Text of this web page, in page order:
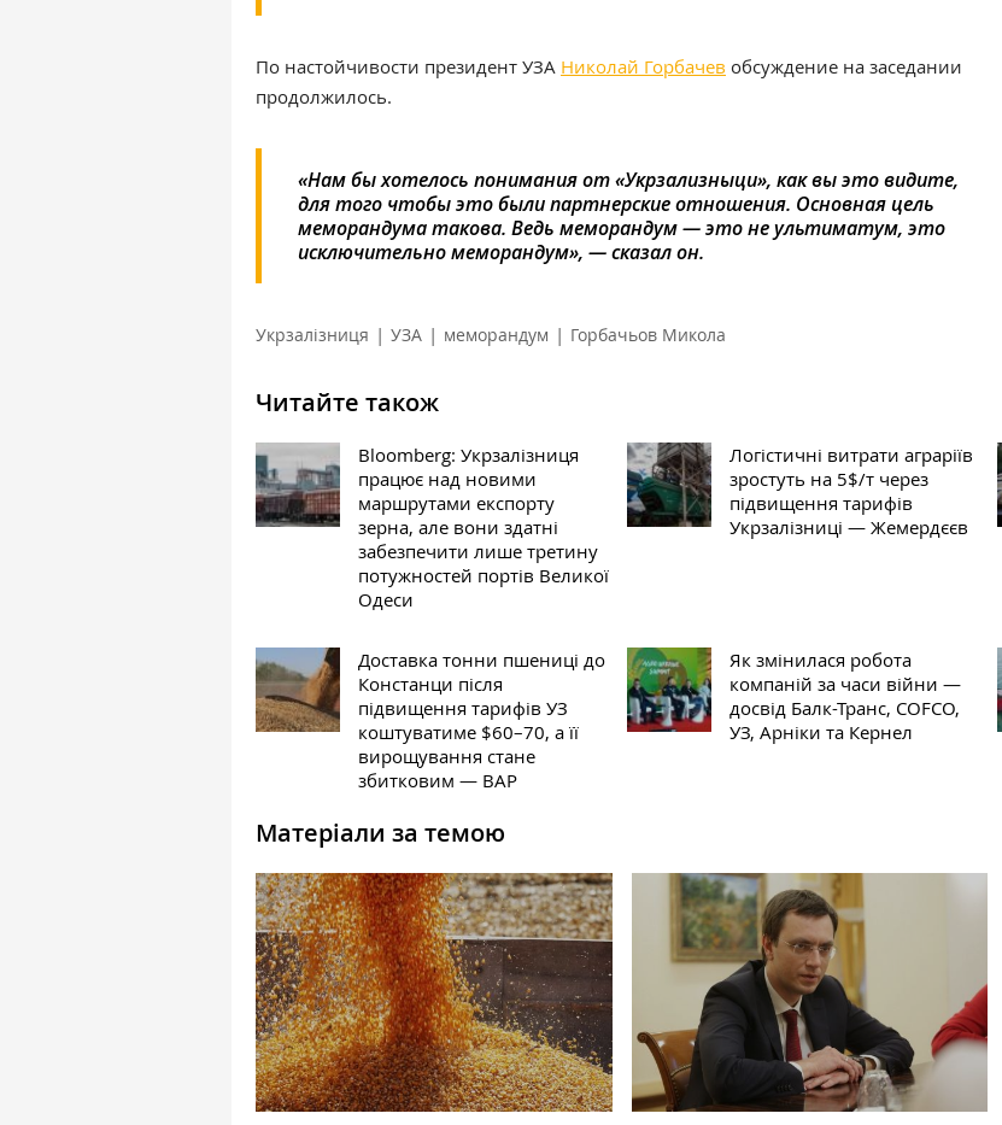
По настойчивости президент УЗА Николай Горбачев обсуждение на заседании
продолжилось.
«Нам бы хотелось понимания от «Укрзализныци», как вы это видите,
для того чтобы это были партнерские отношения. Основная цель
меморандума такова. Ведь меморандум — это не ультиматум, это
исключительно меморандум», — сказал он.
Укрзалізниця | УЗА | меморандум | Горбачьов Микола
Читайте також
Bloomberg: Укрзалізниця
працює над новими
маршрутами експорту
зерна, але вони здатні
забезпечити лише третину
потужностей портів Великої
Одеси
Логістичні витрати аграріїв
зростуть на 5$/т через
підвищення тарифів
Укрзалізниці — Жемердєєв
Доставка тонни пшениці до
Констанци після
підвищення тарифів УЗ
коштуватиме $60–70, а її
вирощування стане
збитковим — ВАР
Як змінилася робота
компаній за часи війни —
досвід Балк-Транс, COFCO,
УЗ, Арніки та Кернел
Матеріали за темою